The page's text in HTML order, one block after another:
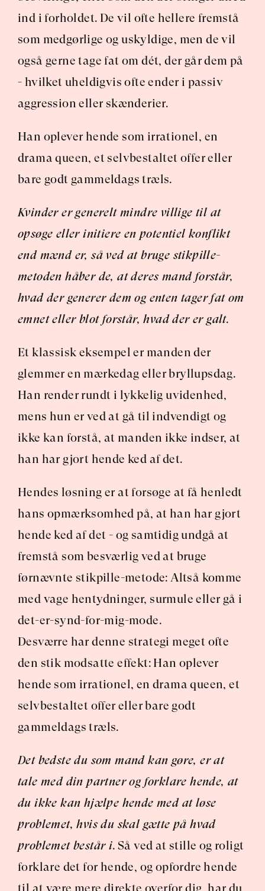
ind i forholdet. De vil ofte hellere fremstå
som medgørlige og uskyldige, men de vil
også gerne tage fat om dét, der går dem på
- hvilket uheldigvis ofte ender i passiv
aggression eller skænderier.
Han oplever hende som irrationel, en
drama queen, et selvbestaltet offer eller
bare godt gammeldags træls.
Kvinder er generelt mindre villige til at
opsøge eller initiere en potentiel konflikt
end mænd er, så ved at bruge stikpille-
metoden håber de, at deres mand forstår,
hvad der generer dem og enten tager fat om
emnet eller blot forstår, hvad der er galt.
Et klassisk eksempel er manden der
glemmer en mærkedag eller bryllupsdag.
Han render rundt i lykkelig uvidenhed,
mens hun er ved at gå til indvendigt og
ikke kan forstå, at manden ikke indser, at
han har gjort hende ked af det.
Hendes løsning er at forsøge at få henledt
hans opmærksomhed på, at han har gjort
hende ked af det - og samtidig undgå at
fremstå som besværlig ved at bruge
førnævnte stikpille-metode: Altså komme
med vage hentydninger, surmule eller gå i
det-er-synd-for-mig-mode.
Desværre har denne strategi meget ofte
den stik modsatte effekt: Han oplever
hende som irrationel, en drama queen, et
selvbestaltet offer eller bare godt
gammeldags træls.
Det bedste du som mand kan gøre, er at
tale med din partner og forklare hende, at
du ikke kan hjælpe hende med at løse
problemet, hvis du skal gætte på hvad
problemet består i. Så ved at stille og roligt
forklare det for hende, og opfordre hende